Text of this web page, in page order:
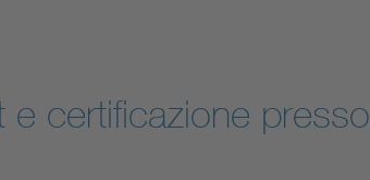
certificazione presso